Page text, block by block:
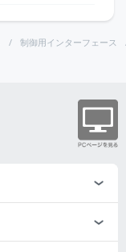
制御用インターフェース